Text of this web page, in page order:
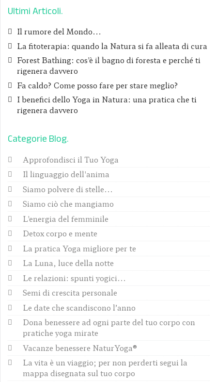
Ultimi Articoli
Il rumore del Mondo...
La fitoterapia: quando la Natura si fa alleata di cura
Forest Bathing: cos'è il bagno di foresta e perché ti
rigenera davvero
Fa caldo? Come posso fare per stare meglio?
I benefici dello Yoga in Natura: una pratica che ti
rigenera davvero
Categorie Blog
Approfondisci il Tuo Yoga
Il linguaggio dell'anima
Siamo polvere di stelle...
Siamo ciò che mangiamo
L'energia del femminile
Detox corpo e mente
La pratica Yoga migliore per te
La Luna, luce della notte
Le relazioni: spunti yogici...
Semi di crescita personale
Le date che scandiscono l’anno
Dona benessere ad ogni parte del tuo corpo con
pratiche yoga mirate
Vacanze benessere NaturYoga®
La vita è un viaggio; per non perderti segui la
mappa disegnata sul tuo corpo